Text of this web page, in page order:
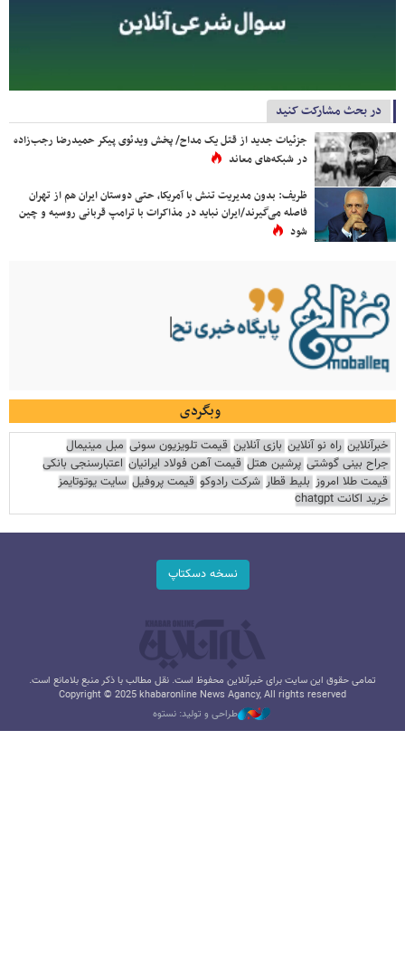
در بحث مشارکت کنید
جزئیات جدید از قتل یک مداح/ پخش ویدئوی پیکر حمیدرضا رجب‌زاده
در شبکه‌های معاند
ظریف: بدون مدیریت تنش با آمریکا، حتی دوستان ایران هم از تهران
فاصله می‌گیرند/ایران نباید در مذاکرات با ترامپ قربانی روسیه و چین
شود
وبگردی
خبرآنلاین راه نو آنلاین بازی آنلاین قیمت تلویزیون سونی مبل مینیمال
جراح بینی گوشتی پرشین هتل قیمت آهن فولاد ایرانیان اعتبارسنجی بانکی
قیمت طلا امروز بلیط قطار شرکت رادوکو قیمت پروفیل سایت یوتوتایمز
خرید اکانت chatgpt
نسخه دسکتاپ
تمامی حقوق این سایت برای خبرآنلاین محفوظ است. نقل مطالب با ذکر منبع بلامانع است.
Copyright © 2025 khabaronline News Agancy, All rights reserved
طراحی و تولید: نستوه